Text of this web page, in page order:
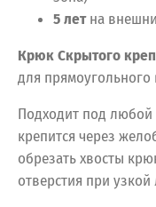
5 летна
Крюк Скрытого
для прямоугольного
Подходит под любой
крепится через
обрезать хвосты
отверстия при